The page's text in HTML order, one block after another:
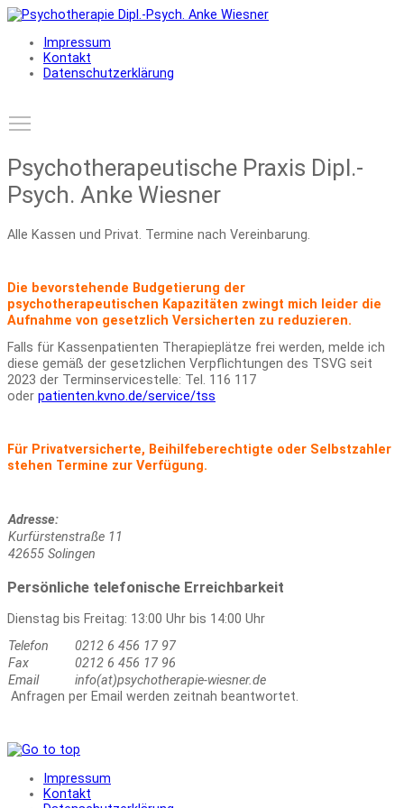
Impressum
Kontakt
Datenschutzerklärung
Psychotherapeutische Praxis Dipl.-
Psych. Anke Wiesner
Alle Kassen und Privat. Termine nach Vereinbarung.
Die bevorstehende Budgetierung der
psychotherapeutischen Kapazitäten zwingt mich leider die
Aufnahme von gesetzlich Versicherten zu reduzieren.
Falls für Kassenpatienten Therapieplätze frei werden, melde ich
diese gemäß der gesetzlichen Verpflichtungen des TSVG seit
2023 der Terminservicestelle: Tel. 116 117
oder patienten.kvno.de/service/tss
Für Privatversicherte, Beihilfeberechtigte oder Selbstzahler
stehen Termine zur Verfügung.
Adresse:
Kurfürstenstraße 11
42655 Solingen
Persönliche telefonische Erreichbarkeit
Dienstag bis Freitag: 13:00 Uhr bis 14:00 Uhr
Telefon
0212 6 456 17 97
Fax
0212 6 456 17 96
Email
info(at)psychotherapie-wiesner.de
Anfragen per Email werden zeitnah beantwortet.
Impressum
Kontakt